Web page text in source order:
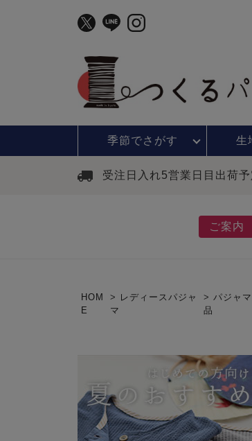
季節でさがす 生
受注日入れ5営業日目出荷予
ご案内
HOM
E
レディースパジャ
マ
パジャ
品